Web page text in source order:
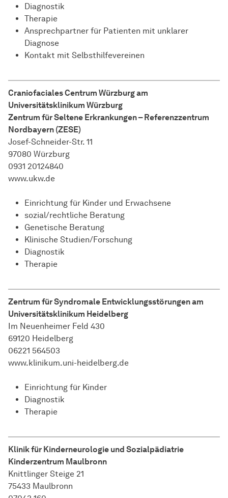
Diagnostik
Therapie
Ansprechpartner für Patienten mit unklarer
Diagnose
Kontakt mit Selbsthilfevereinen
Craniofaciales Centrum Würzburg am
Universitätsklinikum Würzburg
Zentrum für Seltene Erkrankungen – Referenzzentrum
Nordbayern (ZESE)
Josef-Schneider-Str. 11
97080 Würzburg
0931 20124840
www.ukw.de
Einrichtung für Kinder und Erwachsene
sozial/rechtliche Beratung
Genetische Beratung
Klinische Studien/Forschung
Diagnostik
Therapie
Zentrum für Syndromale Entwicklungsstörungen am
Universitätsklinikum Heidelberg
Im Neuenheimer Feld 430
69120 Heidelberg
06221 564503
www.klinikum.uni-heidelberg.de
Einrichtung für Kinder
Diagnostik
Therapie
Klinik für Kinderneurologie und Sozialpädiatrie
Kinderzentrum Maulbronn
Knittlinger Steige 21
75433 Maulbronn